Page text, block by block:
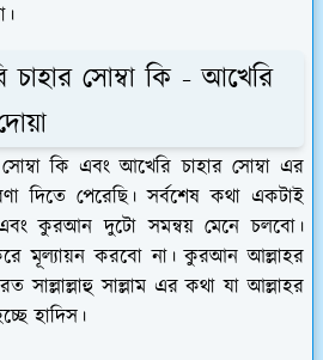
সোম্বা কি - আখেরি
কি এবং আখেরি চাহার সোম্বা এর
দিতে পেরেছি। সর্বশেষ কথা একটাই
কুরআন দুটো সমন্বয় মেনে চলবো।
মূল্যায়ন করবো না। কুরআন আল্লাহর
সাল্লাল্লাহু সাল্লাম এর কথা যা আল্লাহর
হাদিস।